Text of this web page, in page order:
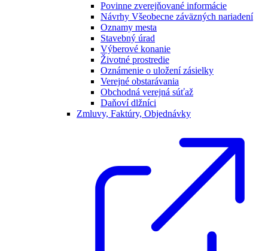
Povinne zverejňované informácie
Návrhy Všeobecne záväzných nariadení
Oznamy mesta
Stavebný úrad
Výberové konanie
Životné prostredie
Oznámenie o uložení zásielky
Verejné obstarávania
Obchodná verejná súťaž
Daňoví dlžníci
Zmluvy, Faktúry, Objednávky